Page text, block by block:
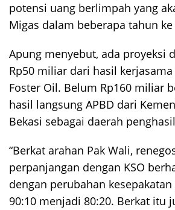
potensi uang berlimpah yang
Migas dalam beberapa tahun
Apung menyebut, ada proyeksi
Rp50 miliar dari hasil kerjasama
Foster Oil. Belum Rp160 miliar
hasil langsung APBD dari
Bekasi sebagai daerah
“Berkat arahan Pak Wali,
perpanjangan dengan KSO
dengan perubahan
90:10 menjadi 80:20. Berkat itu